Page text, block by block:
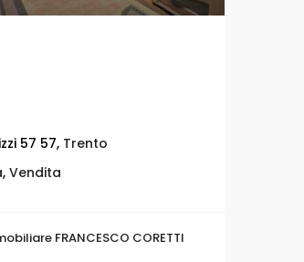
57 57, Trento
, Vendita
FRANCESCO CORETTI